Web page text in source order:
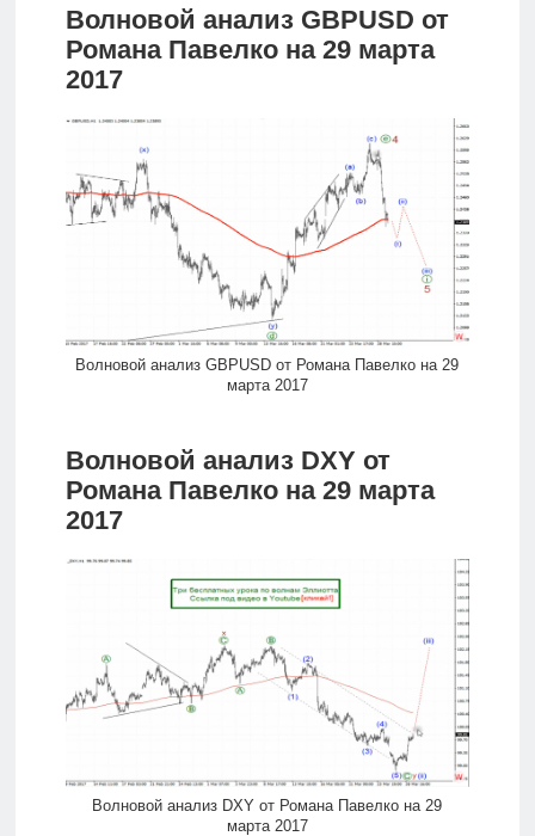
Волновой анализ GBPUSD от
Романа Павелко на 29 марта
2017
Волновой анализ GBPUSD от Романа Павелко на 29
марта 2017
Волновой анализ DXY от
Романа Павелко на 29 марта
2017
Волновой анализ DXY от Романа Павелко на 29
марта 2017